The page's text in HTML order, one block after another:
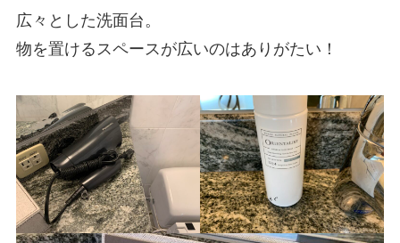
広々とした洗面台。
物を置けるスペースが広いのはありがたい！